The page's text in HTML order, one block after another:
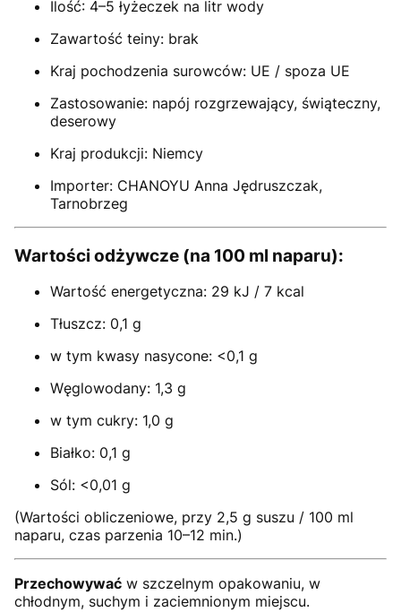
Ilość: 4–5 łyżeczek na litr wody
Zawartość teiny: brak
Kraj pochodzenia surowców: UE / spoza UE
Zastosowanie: napój rozgrzewający, świąteczny,
deserowy
Kraj produkcji: Niemcy
Importer: CHANOYU Anna Jędruszczak,
Tarnobrzeg
Wartości odżywcze (na 100 ml naparu):
Wartość energetyczna: 29 kJ / 7 kcal
Tłuszcz: 0,1 g
w tym kwasy nasycone: <0,1 g
Węglowodany: 1,3 g
w tym cukry: 1,0 g
Białko: 0,1 g
Sól: <0,01 g
(Wartości obliczeniowe, przy 2,5 g suszu / 100 ml
naparu, czas parzenia 10–12 min.)
Przechowywać w szczelnym opakowaniu, w
chłodnym, suchym i zaciemnionym miejscu.